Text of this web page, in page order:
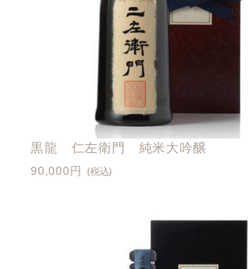
黒龍 仁左衛門 純米大吟醸
90,000円 (税込)